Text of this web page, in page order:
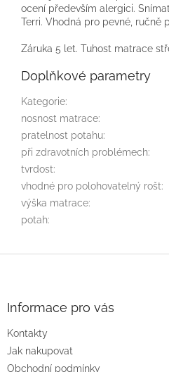
ocení především alergici.
Terri. Vhodná pro pevné, ručně
Záruka 5 let. Tuhost matrace
Doplňkové parametry
Kategorie:
nosnost matrace:
pratelnost potahu:
při zdravotních problémech:
tvrdost:
vhodné pro polohovatelný rošt:
výška matrace:
potah:
Informace pro vás
Kontakty
Jak nakupovat
Obchodní podmínky